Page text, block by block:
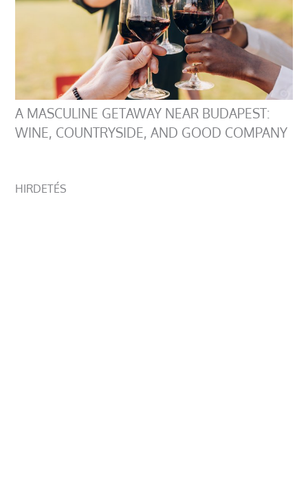
A MASCULINE GETAWAY NEAR BUDAPEST:
WINE, COUNTRYSIDE, AND GOOD COMPANY
HIRDETÉS